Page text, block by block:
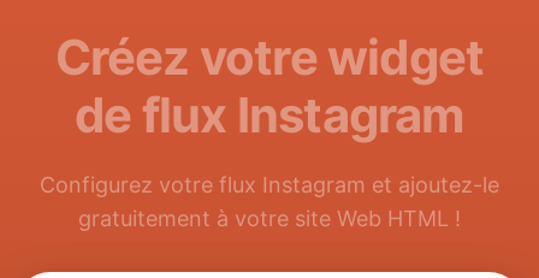
Créez votre widget
de flux Instagram
Configurez votre flux Instagram et ajoutez-le
gratuitement à votre site Web HTML !